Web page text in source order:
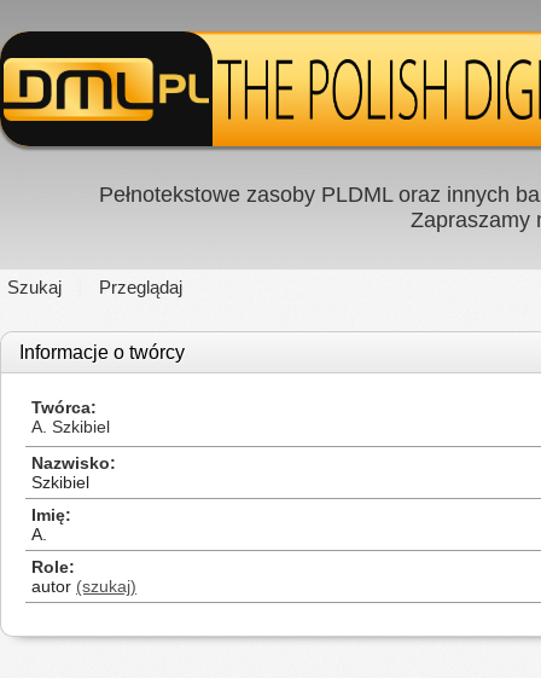
Pełnotekstowe zasoby PLDML oraz innych
Zapraszamy
Szukaj Przeglądaj
Informacje o twórcy
Twórca
A. Szkibiel
Nazwisko
Szkibiel
Imię
A.
Role
autor (szukaj)